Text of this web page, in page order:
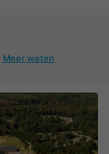
Meer weten